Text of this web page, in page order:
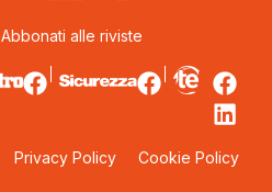
Abbonati alle riviste
Privacy Policy Cookie Policy